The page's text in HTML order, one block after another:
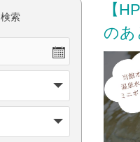
【
のあ
索